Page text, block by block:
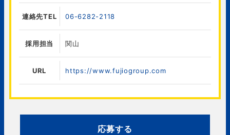
連絡先TEL 06-6282-2118
採用担当 関山
URL https://www.fujiogroup.com
応募する